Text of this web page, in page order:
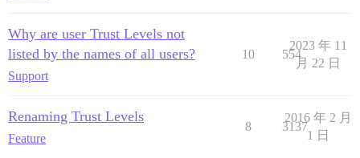
Why are user Trust Levels not
listed by the names of all users?
Support
10 554
2023 年 11
月 22 日
Renaming Trust Levels
Feature
8 3137
2016 年 2 月
1 日